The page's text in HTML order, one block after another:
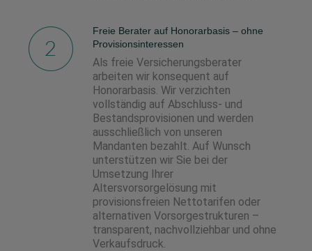
Freie Berater auf Honorarbasis – ohne
Provisionsinteressen
Als freie Versicherungsberater
arbeiten wir konsequent auf
Honorarbasis. Wir verzichten
vollständig auf Abschluss- und
Bestandsprovisionen und werden
ausschließlich von unseren
Mandanten bezahlt. Auf Wunsch
unterstützen wir Sie bei der
Umsetzung Ihrer
Altersvorsorgelösung mit
provisionsfreien Nettotarifen oder
alternativen Vorsorgestrukturen –
transparent, nachvollziehbar und ohne
Verkaufsdruck.